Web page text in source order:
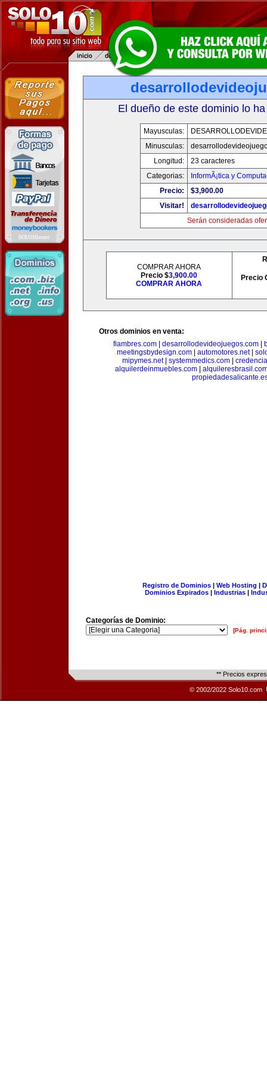
El dueño de este dominio lo
Mayusculas:
Minusculas:
Longitud:
23 caracteres
Categorias:
InformÃ¡tica y
Precio:
$3,900.00
Visitar!
Serán consideradas
COMPRAR AHORA
Precio $3,900.00
COMPRAR AHORA
Precio
Otros dominios en venta:
fiambres.com| desarrollodevideojuegos.com|
meetingsbydesign.com| automotores.net|
mipymes.net| systemmedics.com
alquilerdeinmuebles.com|
Registro de Dominios| Web Hosting |
Dominios Expirados | Industrias |
Categorías de Dominio:
[Pág.
** Precios
© 2002/2022 Solo10.com